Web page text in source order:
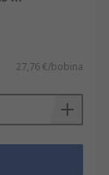
27,76 €/bobina